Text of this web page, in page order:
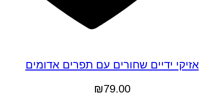
אזיקי ידיים שחורים עם תפרים אדומים
₪79.00